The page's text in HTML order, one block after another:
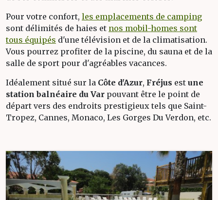
Pour votre confort, les emplacements de camping
sont délimités de haies et nos mobil-homes sont
tous équipés d'une télévision et de la climatisation.
Vous pourrez profiter de la piscine, du sauna et de la
salle de sport pour d'agréables vacances.
Idéalement situé sur la Côte d'Azur, Fréjus est une
station balnéaire du Var pouvant être le point de
départ vers des endroits prestigieux tels que Saint-
Tropez, Cannes, Monaco, Les Gorges Du Verdon, etc.